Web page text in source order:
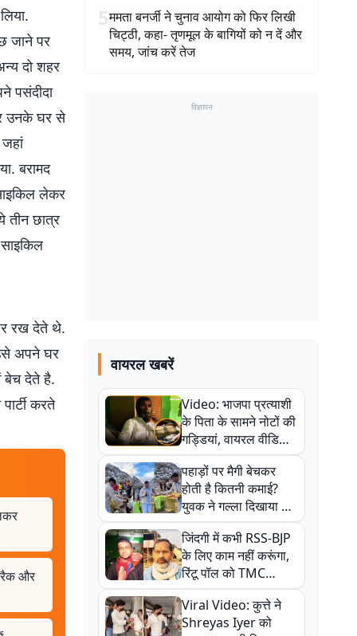
जाने पर
दो शहर
पसंदीदा
उनके घर से
बरामद
लेकर
तीन छात्र
रख देते थे.
अपने घर
बेच देते है.
करते
और
5ममता बनर्जी ने चुनाव आयोग को फिर लिखी
चिट्ठी, कहा- तृणमूल के बागियों को न दें और
समय, जांच करें तेज
विज्ञापन
वायरल खबरें
Video: भाजपा प्रत्याशी
के पिता के सामने नोटों की
गड्डियां, वायरल वीडियो
से राजनीति में उबाल,
अजित महतो बोले- TMC
की गंदी चाल
पहाड़ों पर मैगी बेचकर
होती है कितनी कमाई?
युवक ने गल्ला दिखाया तो
नौकरी वालों के खड़े हो गए
कान
जिंदगी में कभी RSS-BJP
के लिए काम नहीं करूंगा,
रिंटू पॉल को TMC
ऑफिस में ले जाकर पीटा,
Video वायरल
Viral Video: कुत्ते ने
Shreyas Iyer को